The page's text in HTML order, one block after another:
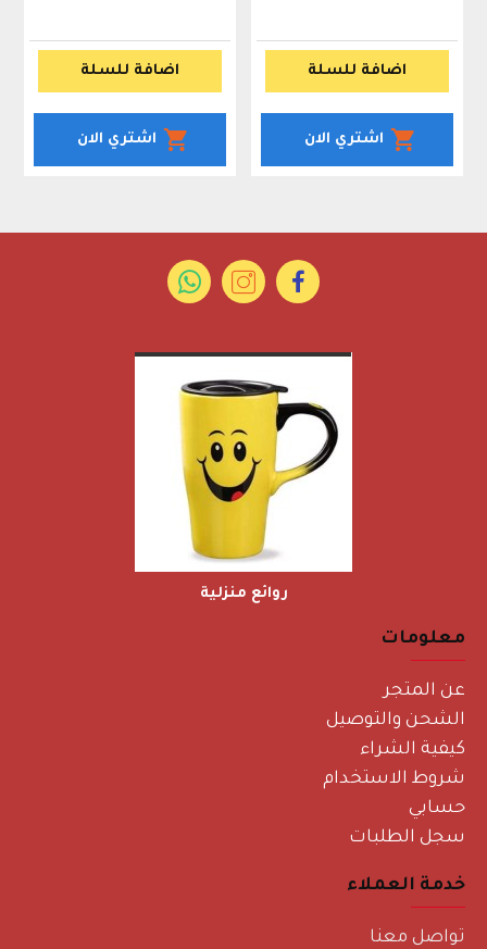
### **لا تفوت الفرصة! احجز الآن:**
> "لمبة صغيرة تُحدث فرقًا كبيرًا: **راحة لطفلك، وهدوء للياليك!** "
اضافة للسلة
اشتري الان
اضافة للسلة
اشتري الان
روائع منزلية
معلومات
عن المتجر
الشحن والتوصيل
كيفية الشراء
شروط الاستخدام
حسابي
سجل الطلبات
خدمة العملاء
تواصل معنا